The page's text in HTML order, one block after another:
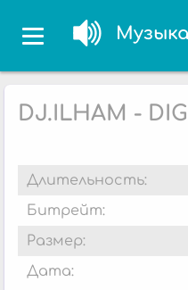
DJ.ILHAM -
Длительность:
Битрейт:
Размер:
Дата: